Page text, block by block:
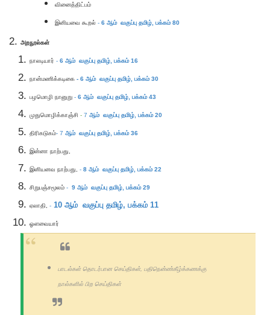
வினைத்திட்பம்
இனியவை கூறல் -6 ஆம் வகுப்பு தமிழ், பக்கம் 80
அறநூல்கள்
நாலடியார் - 6 ஆம் வகுப்பு தமிழ், பக்கம் 16
நான்மணிக்கடிகை - 6 ஆம் வகுப்பு தமிழ், பக்கம் 30
பழமொழி நானுறு - 6 ஆம் வகுப்பு தமிழ், பக்கம் 43
முதுமொழிக்காஞ்சி -7 ஆம் வகுப்பு தமிழ், பக்கம் 20
திரிகடுகம்- 7 ஆம் வகுப்பு தமிழ், பக்கம் 36
இன்னா நாற்பது,
இனியனவ நாற்பது, - 8 ஆம் வகுப்பு தமிழ், பக்கம் 22
சிறுபஞ்சமூலம் - 9 ஆம் வகுப்பு தமிழ், பக்கம் 29
ஏலாதி, -10 ஆம் வகுப்பு தமிழ், பக்கம் 11
ஓளவையார்
பாடல்கள் தொடர்பான செய்திகள், பதிநென்ண்கீழ்க்கணக்கு
நால்களில் பிற செய்திகள்